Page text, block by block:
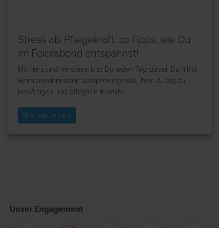
Stress als Pflegekraft: 10 Tipps, wie Du
im Feierabend entspannst!
Mit Herz und Verstand bist Du jeden Tag dabei: Du hilfst
Heimbewohnenden aufopferungsvoll, ihren Alltag zu
bewältigen und pflegst Erkrankte ...
Weiterlesen
Unser Engagement